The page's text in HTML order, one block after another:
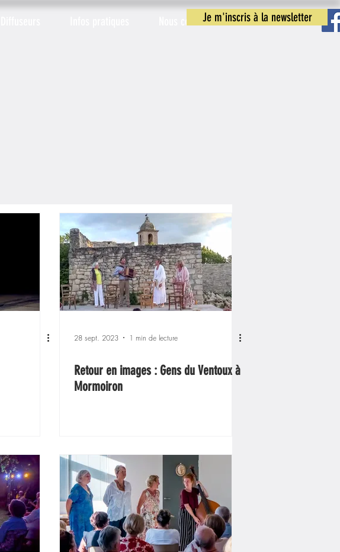
Je m'inscris à la newsletter
Nous contacter
28 sept. 2023 1 min de lecture
Retour en images : Gens du Ventoux à
Mormoiron